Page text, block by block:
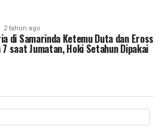
2 tahun ago
di Samarinda Ketemu Duta dan Eross
7 saat Jumatan, Hoki Setahun Dipakai